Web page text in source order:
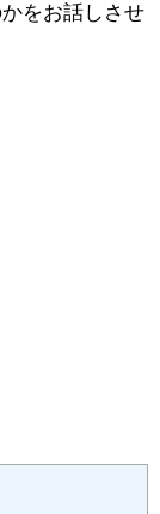
をお話しさせ